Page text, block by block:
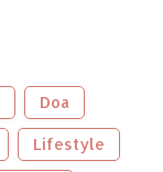
Doa
Lifestyle